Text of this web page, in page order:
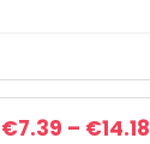
€7.39 – €14.18